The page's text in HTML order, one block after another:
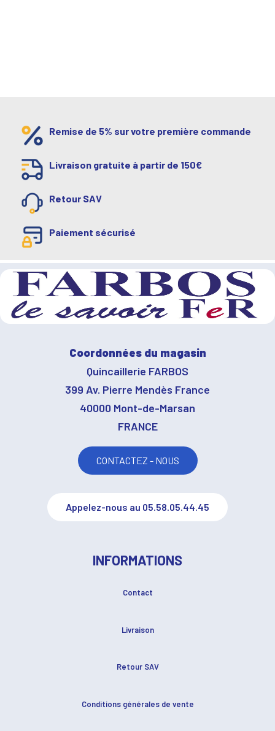
Remise de 5% sur votre première commande
Livraison gratuite à partir de 150€
Retour SAV
Paiement sécurisé
Coordonnées du magasin
Quincaillerie FARBOS
399 Av. Pierre Mendès France
40000 Mont-de-Marsan
FRANCE
CONTACTEZ - NOUS
Appelez-nous au 05.58.05.44.45
INFORMATIONS
Contact
Livraison
Retour SAV
Conditions générales de vente